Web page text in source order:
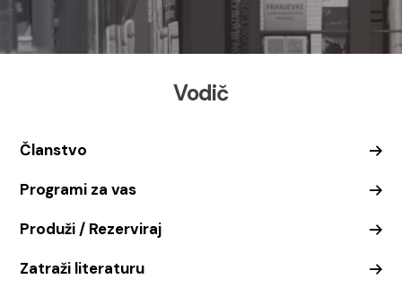
Vodič
Članstvo
Programi za vas
Produži / Rezerviraj
Zatraži literaturu